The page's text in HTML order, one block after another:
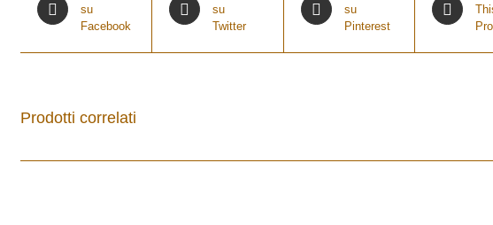
su
Facebook
su
Twitter
su
Pinterest
Prodotti correlati